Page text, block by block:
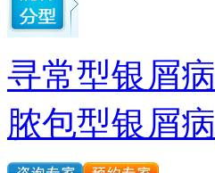
寻常型银屑病
脓包型银屑病